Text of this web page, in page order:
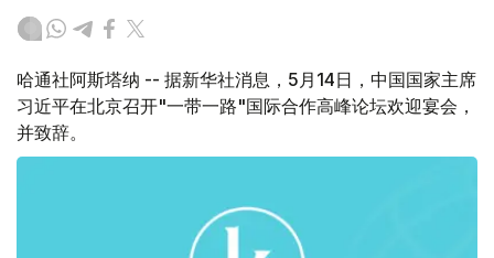
哈通社阿斯塔纳 -- 据新华社消息，5月14日，中国国家主席
习近平在北京召开"一带一路"国际合作高峰论坛欢迎宴会，
并致辞。